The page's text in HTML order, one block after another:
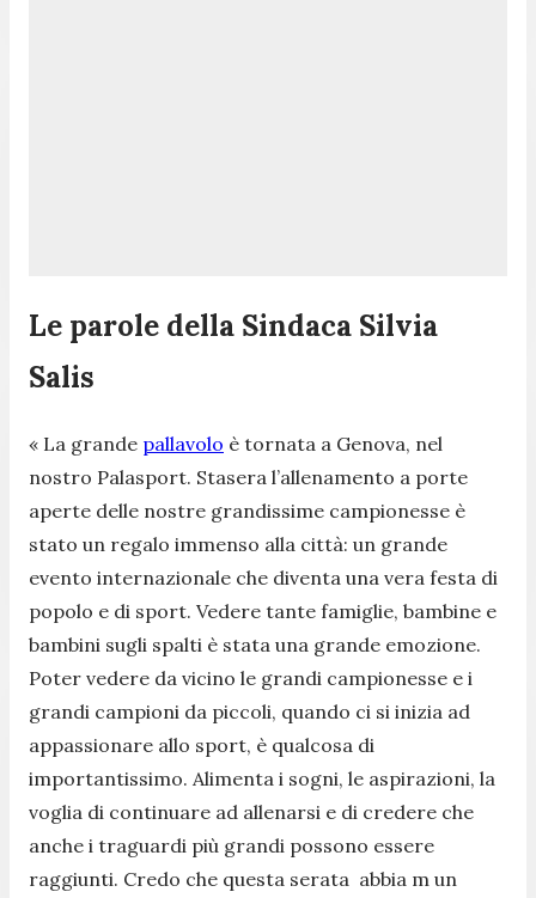
Le parole della Sindaca Silvia
Salis
« La grande pallavolo è tornata a Genova, nel
nostro Palasport. Stasera l’allenamento a porte
aperte delle nostre grandissime campionesse è
stato un regalo immenso alla città: un grande
evento internazionale che diventa una vera festa di
popolo e di sport. Vedere tante famiglie, bambine e
bambini sugli spalti è stata una grande emozione.
Poter vedere da vicino le grandi campionesse e i
grandi campioni da piccoli, quando ci si inizia ad
appassionare allo sport, è qualcosa di
importantissimo. Alimenta i sogni, le aspirazioni, la
voglia di continuare ad allenarsi e di credere che
anche i traguardi più grandi possono essere
raggiunti. Credo che questa serata abbia m un